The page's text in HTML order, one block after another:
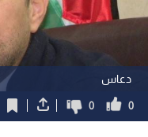
دعاس
0
0